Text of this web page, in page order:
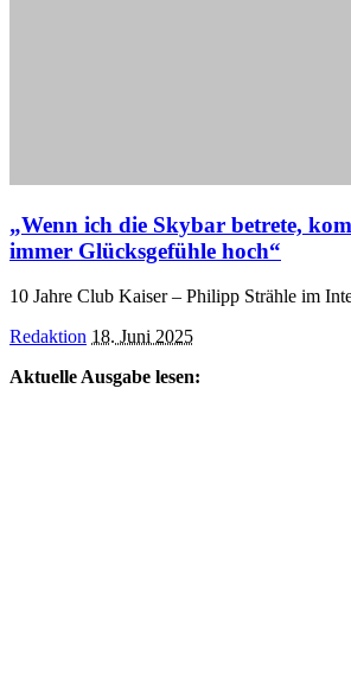
„Wenn ich die Skybar betrete,
immer Glücksgefühle hoch“
10 Jahre Club Kaiser – Philipp Strähle im
Posted
Redaktion 18. Juni 2025
Aktuelle Ausgabe lesen: